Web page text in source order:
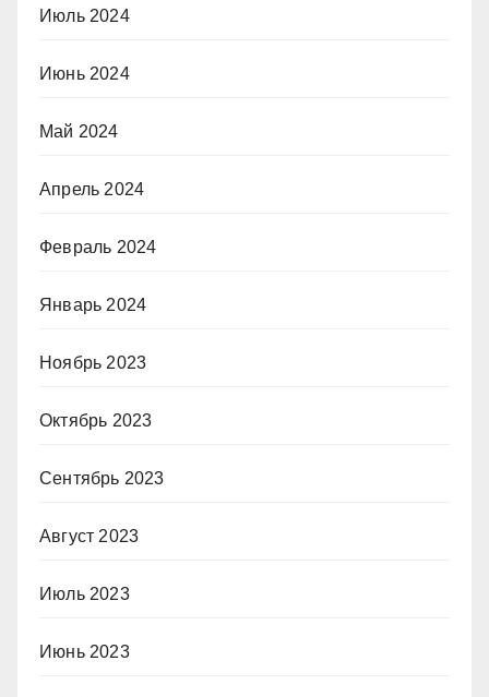
Июль 2024
Июнь 2024
Май 2024
Апрель 2024
Февраль 2024
Январь 2024
Ноябрь 2023
Октябрь 2023
Сентябрь 2023
Август 2023
Июль 2023
Июнь 2023